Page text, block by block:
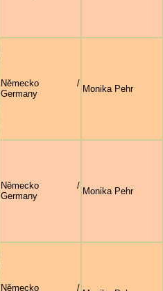
Německo /
Germany
Monika Pehr
Německo /
Germany
Monika Pehr
Německo /